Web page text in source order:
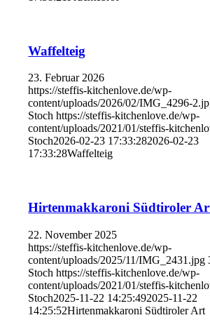
Waffelteig
23. Februar 2026
https://steffis-kitchenlove.de/wp-
content/uploads/2026/02/IMG_4296-
Stoch https://steffis-kitchenlove.de/wp-
content/uploads/2021/01/steffis-
Stoch2026-02-23 17:33:282026-02-23
17:33:28Waffelteig
Hirtenmakkaroni Südtiroler
22. November 2025
https://steffis-kitchenlove.de/wp-
content/uploads/2025/11/IMG_2431.jpg
Stoch https://steffis-kitchenlove.de/wp-
content/uploads/2021/01/steffis-
Stoch2025-11-22 14:25:492025-11-22
14:25:52Hirtenmakkaroni Südtiroler Art